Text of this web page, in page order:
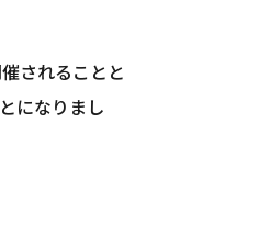
されることと
になりまし